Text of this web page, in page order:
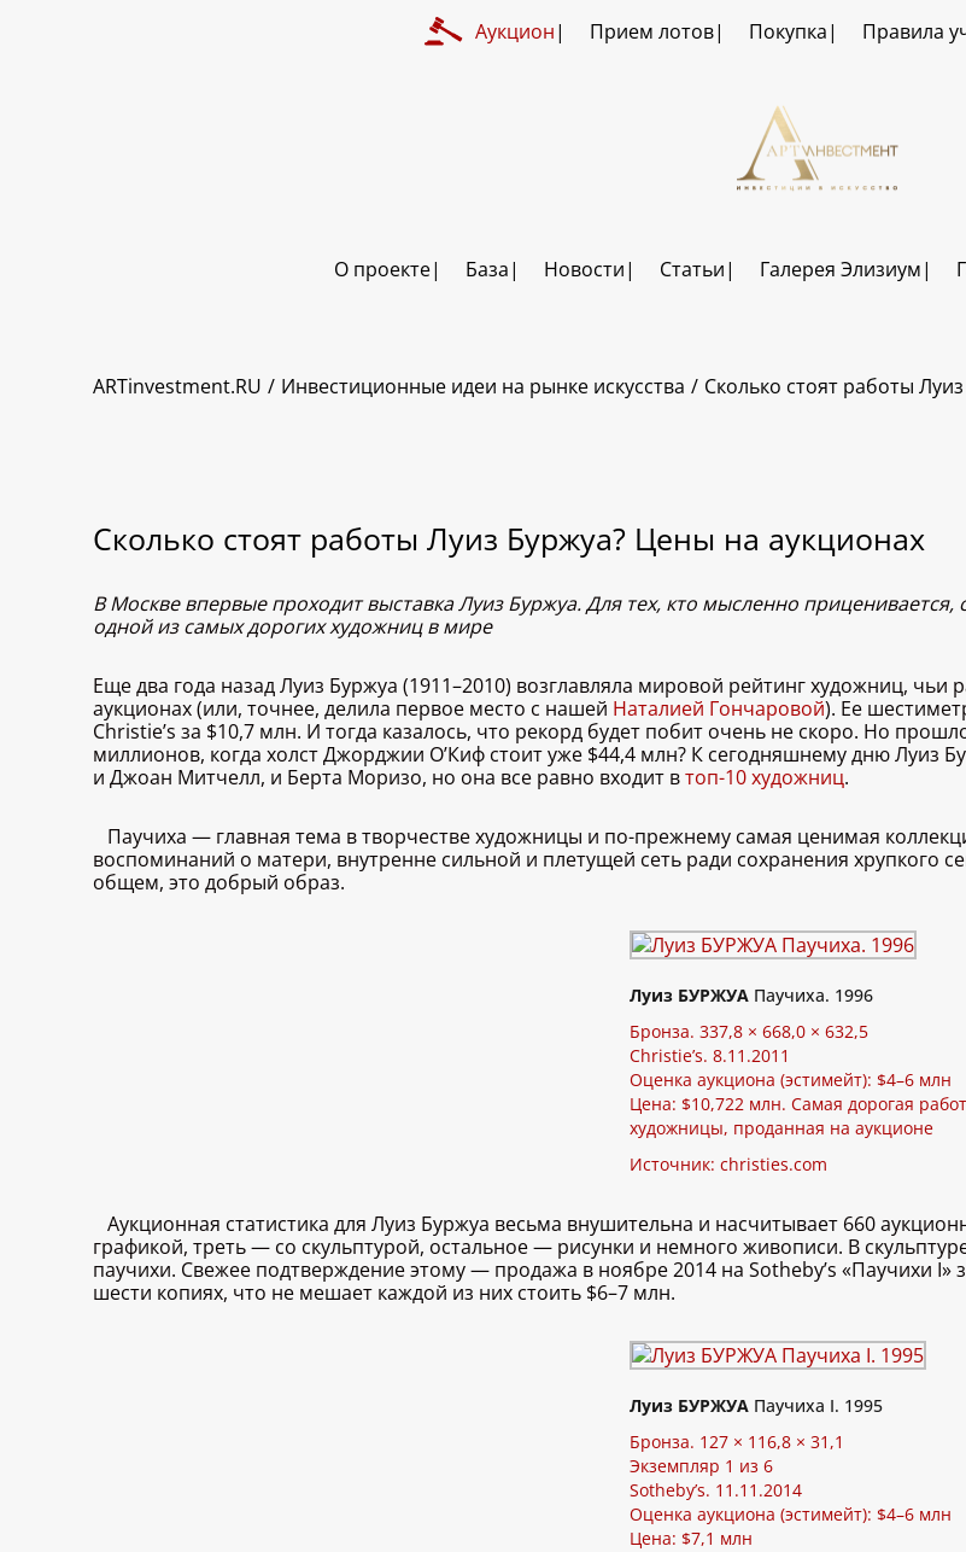
Аукцион Прием лотов Покупка Правила
О проекте База Новости Статьи Галерея Элизиум
ARTinvestment.RU Инвестиционные идеи на рынке искусства Сколько стоят работы
Сколько стоят работы Луиз Буржуа? Цены на аукционах
В Москве впервые проходит выставка Луиз Буржуа. Для тех, кто мысленно
одной из самых дорогих художниц в мире
Еще два года назад Луиз Буржуа (1911–2010) возглавляла мировой рейтинг художниц,
аукционах (или, точнее, делила первое место с нашей Наталией Гончаровой). Ее
Christie’s за $10,7 млн. И тогда казалось, что рекорд будет побит очень не скоро. Но
миллионов, когда холст Джорджии O’Киф стоит уже $44,4 млн? К сегодняшнему дню Луиз
и Джоан Митчелл, и Берта Моризо, но она все равно входит втоп-10 художниц.
Паучиха — главная тема в творчестве художницы и по-прежнему самая ценимая
воспоминаний о матери, внутренне сильной и плетущей сеть ради сохранения хрупкого
общем, это добрый образ.
Луиз БУРЖУА Паучиха. 1996
Бронза. 337,8 × 668,0 × 632,5
Christie’s. 8.11.2011
Оценка аукциона (эстимейт): $4–6 млн
Цена: $10,722 млн. Самая дорогая
художницы, проданная на аукционе
Источник: christies.com
Аукционная статистика для Луиз Буржуа весьма внушительна и насчитывает 660
графикой, треть — со скульптурой, остальное — рисунки и немного живописи. В
паучихи. Свежее подтверждение этому — продажа в ноябре 2014 на Sotheby’s «Паучихи I»
шести копиях, что не мешает каждой из них стоить $6–7 млн.
Луиз БУРЖУА Паучиха I. 1995
Бронза. 127 × 116,8 × 31,1
Экземпляр 1 из 6
Sotheby’s. 11.11.2014
Оценка аукциона (эстимейт): $4–6 млн
Цена: $7,1 млн